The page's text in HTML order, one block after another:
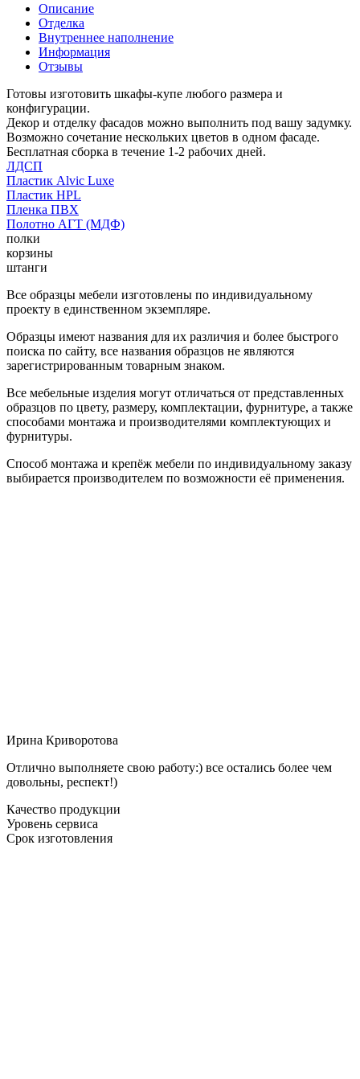
Описание
Отделка
Внутреннее наполнение
Информация
Отзывы
Готовы изготовить шкафы-купе любого размера и
конфигурации.
Декор и отделку фасадов можно выполнить под вашу задумку.
Возможно сочетание нескольких цветов в одном фасаде.
Бесплатная сборка в течение 1-2 рабочих дней.
ЛДСП
Пластик Alvic Luxe
Пластик HPL
Пленка ПВХ
Полотно АГТ (МДФ)
полки
корзины
штанги
Все образцы мебели изготовлены по индивидуальному
проекту в единственном экземпляре.
Образцы имеют названия для их различия и более быстрого
поиска по сайту, все названия образцов не являются
зарегистрированным товарным знаком.
Все мебельные изделия могут отличаться от представленных
образцов по цвету, размеру, комплектации, фурнитуре, а также
способами монтажа и производителями комплектующих и
фурнитуры.
Способ монтажа и крепёж мебели по индивидуальному заказу
выбирается производителем по возможности её применения.
Ирина Криворотова
Отлично выполняете свою работу:) все остались более чем
довольны, респект!)
Качество продукции
Уровень сервиса
Срок изготовления